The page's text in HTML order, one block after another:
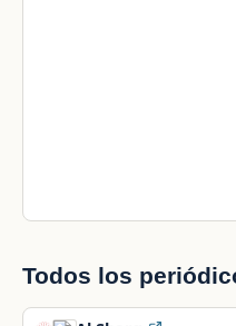
Todos los